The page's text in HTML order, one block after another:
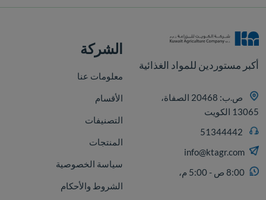
أكبر مستوردين للمواد الغذائية
ص.ب: 20468 الصفاة،
13065 الكويت
info@ktagr.com
8:00 ص - 5:00 م،
الشركة
معلومات عنا
الأقسام
التصنيفات
المنتجات
سياسة الخصوصية
الشروط والأحكام